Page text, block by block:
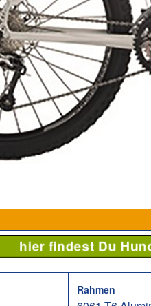
hier findest Du
Rahmen